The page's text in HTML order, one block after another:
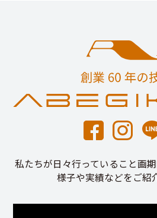
私たちが日々行っていること画
様子や実績などをご紹